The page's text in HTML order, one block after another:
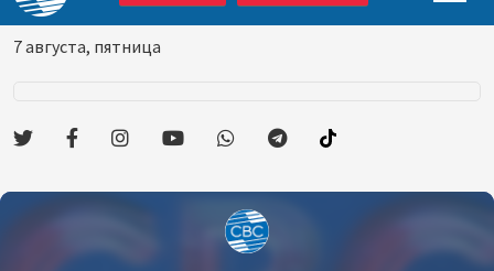
7 августа, пятница